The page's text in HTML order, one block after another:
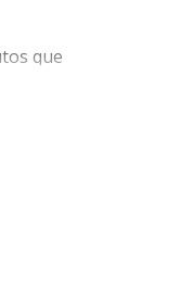
que
isso, é
o